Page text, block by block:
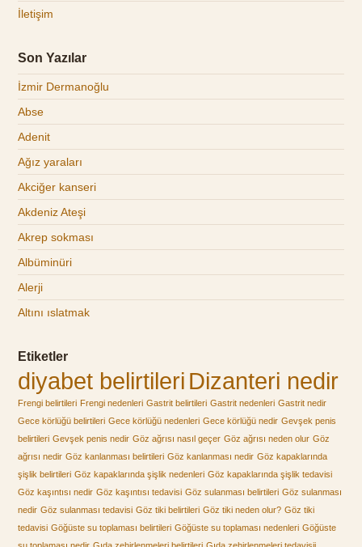
İletişim
Son Yazılar
İzmir Dermanoğlu
Abse
Adenit
Ağız yaraları
Akciğer kanseri
Akdeniz Ateşi
Akrep sokması
Albüminüri
Alerji
Altını ıslatmak
Etiketler
diyabet belirtileri Dizanteri nedir
Frengi belirtileri Frengi nedenleri Gastrit belirtileri Gastrit nedenleri Gastrit nedir
Gece körlüğü belirtileri Gece körlüğü nedenleri Gece körlüğü nedir Gevşek penis
belirtileri Gevşek penis nedir Göz ağrısı nasıl geçer Göz ağrısı neden olur Göz
ağrısı nedir Göz kanlanması belirtileri Göz kanlanması nedir Göz kapaklarında
şişlik belirtileri Göz kapaklarında şişlik nedenleri Göz kapaklarında şişlik tedavisi
Göz kaşıntısı nedir Göz kaşıntısı tedavisi Göz sulanması belirtileri Göz sulanması
nedir Göz sulanması tedavisi Göz tiki belirtileri Göz tiki neden olur? Göz tiki
tedavisi Göğüste su toplaması belirtileri Göğüste su toplaması nedenleri Göğüste